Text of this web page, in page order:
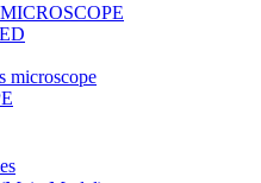
microscope